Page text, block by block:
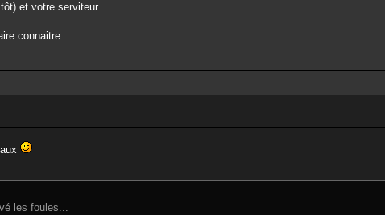
et votre serviteur.
connaitre...
les foules...